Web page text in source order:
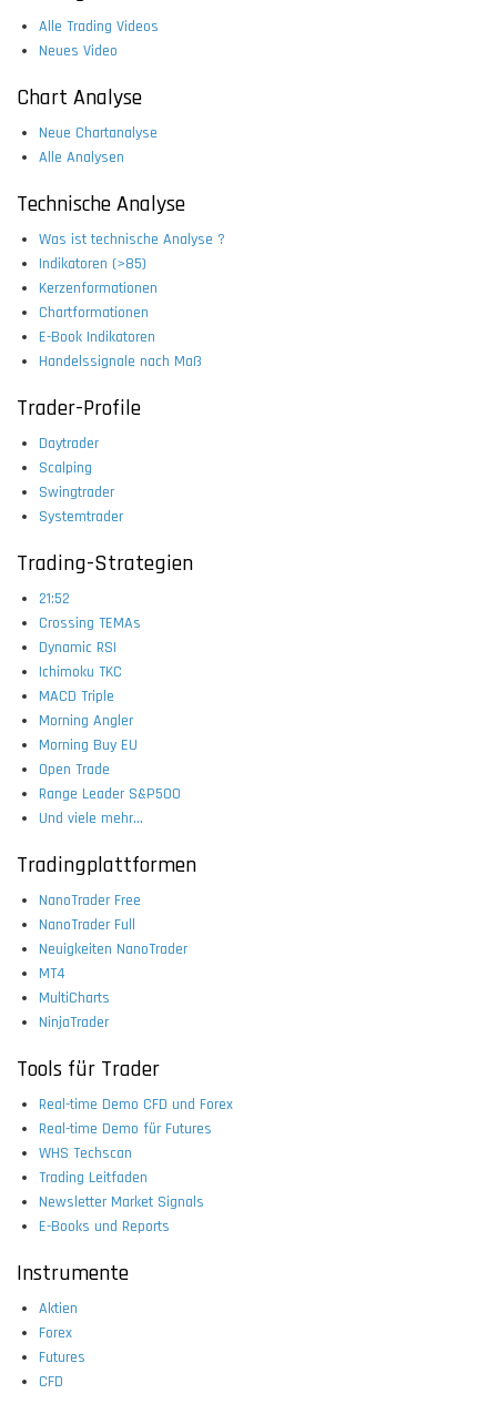
Alle Trading Videos
Neues Video
Chart Analyse
Neue Chartanalyse
Alle Analysen
Technische Analyse
Was ist technische Analyse ?
Indikatoren (>85)
Kerzenformationen
Chartformationen
E-Book Indikatoren
Handelssignale nach Maß
Trader-Profile
Daytrader
Scalping
Swingtrader
Systemtrader
Trading-Strategien
21:52
Crossing TEMAs
Dynamic RSI
Ichimoku TKC
MACD Triple
Morning Angler
Morning Buy EU
Open Trade
Range Leader S&P500
Und viele mehr...
Tradingplattformen
NanoTrader Free
NanoTrader Full
Neuigkeiten NanoTrader
MT4
MultiCharts
NinjaTrader
Tools für Trader
Real-time Demo CFD und Forex
Real-time Demo für Futures
WHS Techscan
Trading Leitfaden
Newsletter Market Signals
E-Books und Reports
Instrumente
Aktien
Forex
Futures
CFD